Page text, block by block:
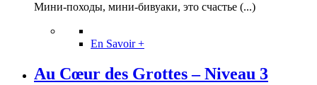
Мини-походы, мини-бивуаки, это счастье (...)
En Savoir +
Au Cœur des Grottes – Niveau 3